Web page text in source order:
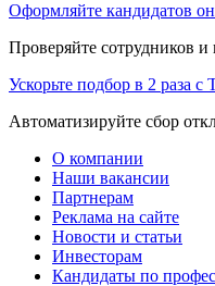
Оформляйте кандидатов
Проверяйте сотрудников
Ускорьте подбор в 2 раза с
Автоматизируйте сбор
О компании
Наши вакансии
Партнерам
Реклама на сайте
Новости и статьи
Инвесторам
Кандидаты по